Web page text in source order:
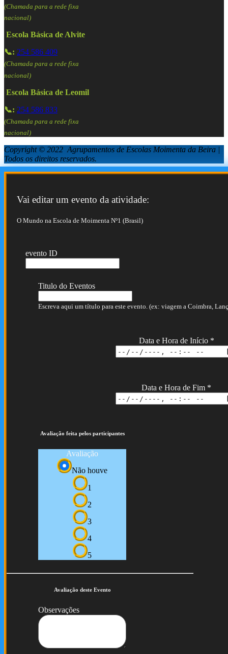
(Chamada para a rede fixa
nacional)
Escola Básica de Alvite
📞: 254 586 409
(Chamada para a rede fixa
nacional)
Escola Básica de Leomil
📞: 254 586 833
(Chamada para a rede fixa
nacional)
Copyright © 2022 Agrupamentos de Escolas Moimenta da Beira |
Todos os direitos reservados.
Vai editar um evento da atividade:
O Mundo na Escola de Moimenta Nº1 (Brasil)
evento ID
Titulo do Eventos
Escreva aqui um título para este evento. (ex: viagem a Coimbra,
Data e Hora de Início *
Data e Hora de Fim *
Avaliação feita pelos participantes
Avaliação
Não houve
1
2
3
4
5
Avaliação deste Evento
Observações